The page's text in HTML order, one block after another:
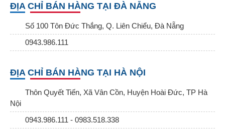
ĐỊA CHỈ BÁN HÀNG TẠI ĐÀ NẴNG
Số 100 Tôn Đức Thắng, Q. Liên Chiểu, Đà Nẵng
0943.986.111
ĐỊA CHỈ BÁN HÀNG TẠI HÀ NỘI
Thôn Quyết Tiến, Xã Vân Cồn, Huyện Hoài Đức, TP Hà
Nội
0943.986.111 - 0983.518.338